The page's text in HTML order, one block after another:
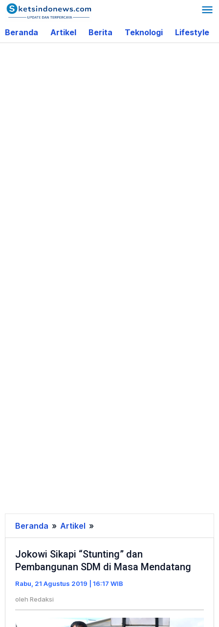
Lewati
ke
konten
Beranda Artikel Berita Teknologi Lifestyle
Beranda » Artikel »
Sikapi
"Stunting"
dan
Pembangunan
di
Masa
Jokowi Sikapi “Stunting” dan
Pembangunan SDM di Masa Mendatang
Rabu, 21 Agustus 2019 | 16:17 WIB
oleh Redaksi